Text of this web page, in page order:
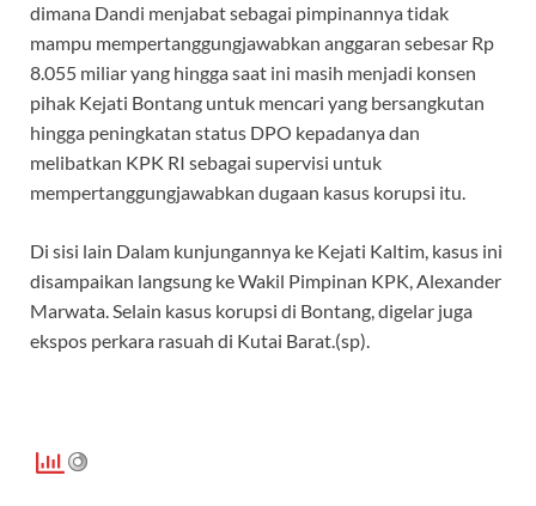
dimana Dandi menjabat sebagai pimpinannya tidak
mampu mempertanggungjawabkan anggaran sebesar Rp
8.055 miliar yang hingga saat ini masih menjadi konsen
pihak Kejati Bontang untuk mencari yang bersangkutan
hingga peningkatan status DPO kepadanya dan
melibatkan KPK RI sebagai supervisi untuk
mempertanggungjawabkan dugaan kasus korupsi itu.
Di sisi lain Dalam kunjungannya ke Kejati Kaltim, kasus ini
disampaikan langsung ke Wakil Pimpinan KPK, Alexander
Marwata. Selain kasus korupsi di Bontang, digelar juga
ekspos perkara rasuah di Kutai Barat.(sp).